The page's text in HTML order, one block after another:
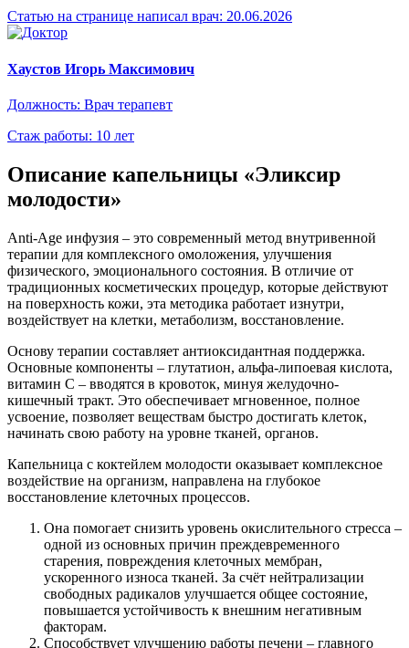
Статью на странице написал врач: 20.06.2026
Хаустов Игорь Максимович
Должность: Врач терапевт
Стаж работы: 10 лет
Описание капельницы «Эликсир
молодости»
Anti-Age инфузия – это современный метод внутривенной
терапии для комплексного омоложения, улучшения
физического, эмоционального состояния. В отличие от
традиционных косметических процедур, которые действуют
на поверхность кожи, эта методика работает изнутри,
воздействует на клетки, метаболизм, восстановление.
Основу терапии составляет антиоксидантная поддержка.
Основные компоненты – глутатион, альфа-липоевая кислота,
витамин С – вводятся в кровоток, минуя желудочно-
кишечный тракт. Это обеспечивает мгновенное, полное
усвоение, позволяет веществам быстро достигать клеток,
начинать свою работу на уровне тканей, органов.
Капельница с коктейлем молодости оказывает комплексное
воздействие на организм, направлена на глубокое
восстановление клеточных процессов.
Она помогает снизить уровень окислительного стресса –
одной из основных причин преждевременного
старения, повреждения клеточных мембран,
ускоренного износа тканей. За счёт нейтрализации
свободных радикалов улучшается общее состояние,
повышается устойчивость к внешним негативным
факторам.
Способствует улучшению работы печени – главного